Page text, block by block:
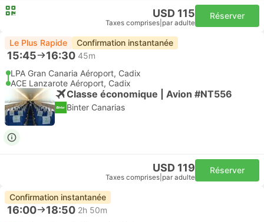
USD 115
Taxes comprises par adulte
Réserver
Le Plus Rapide Confirmation instantanée
15:45 16:30 45m
LPA Gran Canaria Aéroport, Cadix
ACE Lanzarote Aéroport, Cadix
Classe économique | Avion #NT556
Binter Canarias
USD 119
Taxes comprises par adulte
Réserver
Confirmation instantanée
16:00 18:50 2h 50m